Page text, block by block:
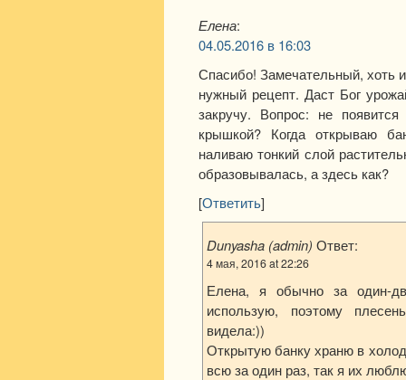
Елена:
04.05.2016 в 16:03
Спасибо! Замечательный, хоть
нужный рецепт. Даст Бог
закручу. Вопрос: не
крышкой? Когда открываю
наливаю тонкий слой
образовывалась, а здесь как?
[Ответить]
Dunyasha (admin) Ответ:
4 мая, 2016 at 22:26
Елена, я обычно за один-
использую, поэтому
видела:))
Открытую банку храню в
всю за один раз, так я их